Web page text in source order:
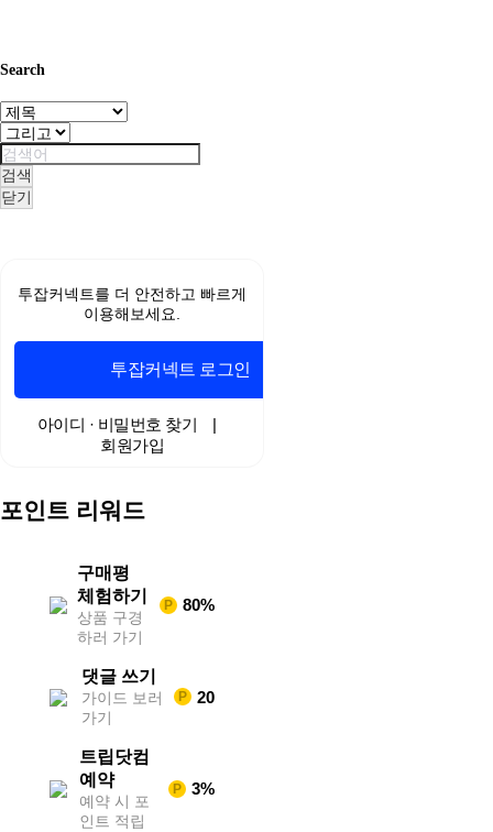
Search
검색
닫기
스
구
중
포
구
스
계
해
투잡커넥트를 더 안전하고 빠르게
이용해보세요.
투잡커넥트 로그인
아이디 · 비밀번호 찾기
|
회원가입
포인트 리워드
구매평
체험하기
상품 구경
하러 가기
P 80%
댓글 쓰기
가이드 보러
가기
P 20
트립닷컴
예약
예약 시 포
인트 적립
P 3%